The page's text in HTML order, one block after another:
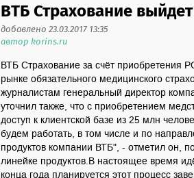
ВТБ Страхование
добавлено 23.03.2017 13:35
автор korins.ru
ВТБ Страхование за счёт
рынке обязательного медицинского
журналистам генеральный директор
уточнил также, что с приобретением
доступ к клиентской базе из 25 млн
будем работать, в том числе и по
продуктов компании ВТБ", - отметил он,
линейке продуктов.В настоящее время
конца года планируется этот процесс